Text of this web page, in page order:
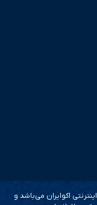
اکوایران می‌باشد و